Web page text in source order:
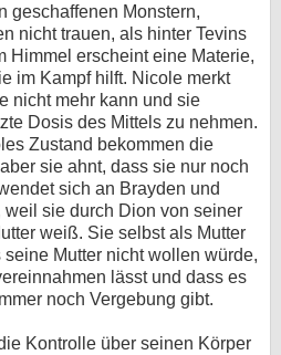
geschaffenen Monstern,
nicht trauen, als hinter Tevins
Himmel erscheint eine Materie,
im Kampf hilft. Nicole merkt
nicht mehr kann und sie
Dosis des Mittels zu nehmen.
Zustand bekommen die
sie ahnt, dass sie nur noch
sich an Brayden und
sie durch Dion von seiner
weiß. Sie selbst als Mutter
Mutter nicht wollen würde,
lässt und dass es
noch Vergebung gibt.
Kontrolle über seinen Körper